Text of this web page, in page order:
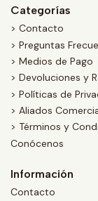
Categorías
> Contacto
> Preguntas
> Medios de Pago
> Devoluciones y
> Políticas de
> Aliados
> Términos y
Conócenos
Información
Contacto